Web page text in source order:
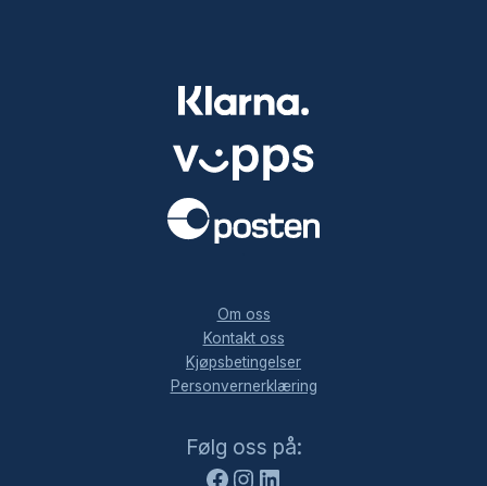
Om oss
Kontakt oss
Kjøpsbetingelser
Personvernerklæring
Følg oss på:
Facebook
Instagram
LinkedIn